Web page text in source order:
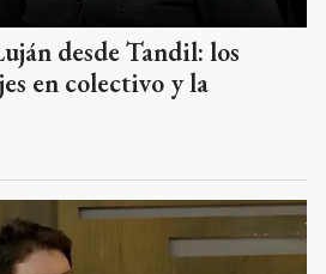
desde Tandil: los
en colectivo y la